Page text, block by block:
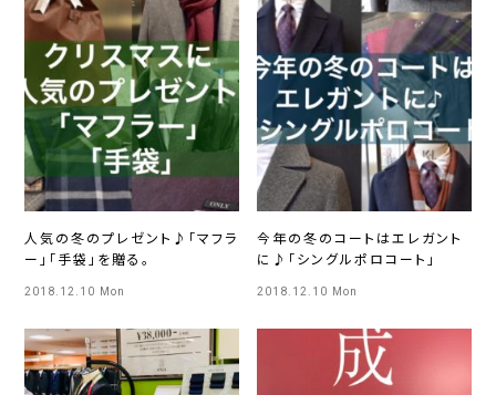
人気の冬のプレゼント♪「マフラ
ー」「手袋」を贈る。
2018.12.10 Mon
今年の冬のコートはエレガント
に♪「シングルポロコート」
2018.12.10 Mon